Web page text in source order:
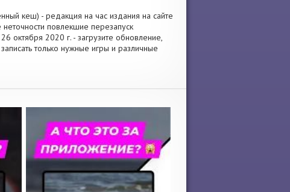
кеш) - редакция на час издания на сайте
повлекшие перезапуск
октября 2020 г. - загрузите обновление,
только нужные игры и различные